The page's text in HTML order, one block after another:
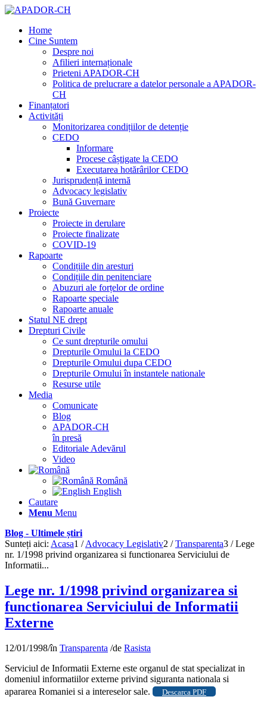
Home
Cine Suntem
Despre noi
Afilieri internaționale
Prieteni APADOR-CH
Politica de prelucrare a datelor personale a APADOR-
CH
Finanțatori
Activități
Monitorizarea condițiilor de detenție
CEDO
Informare
Procese câștigate la CEDO
Executarea hotărârilor CEDO
Jurisprudență internă
Advocacy legislativ
Bună Guvernare
Proiecte
Proiecte in derulare
Proiecte finalizate
COVID-19
Rapoarte
Condițiile din aresturi
Condițiile din penitenciare
Abuzuri ale forțelor de ordine
Rapoarte speciale
Rapoarte anuale
Statul NE drept
Drepturi Civile
Ce sunt drepturile omului
Drepturile Omului la CEDO
Drepturile Omului dupa CEDO
Drepturile Omului în instantele nationale
Resurse utile
Media
Comunicate
Blog
APADOR-CH
în presă
Editoriale Adevărul
Video
Română
English
Cautare
Menu Menu
Blog - Ultimele știri
Sunteți aici: Acasa1 / Advocacy Legislativ2 / Transparenta3 / Lege
nr. 1/1998 privind organizarea si functionarea Serviciului de
Informatii...
Lege nr. 1/1998 privind organizarea si
functionarea Serviciului de Informatii
Externe
12/01/1998/în Transparenta /de Rasista
Serviciul de Informatii Externe este organul de stat specializat in
domeniul informatiilor externe privind siguranta nationala si
apararea Romaniei si a intereselor sale.
Descarca PDF